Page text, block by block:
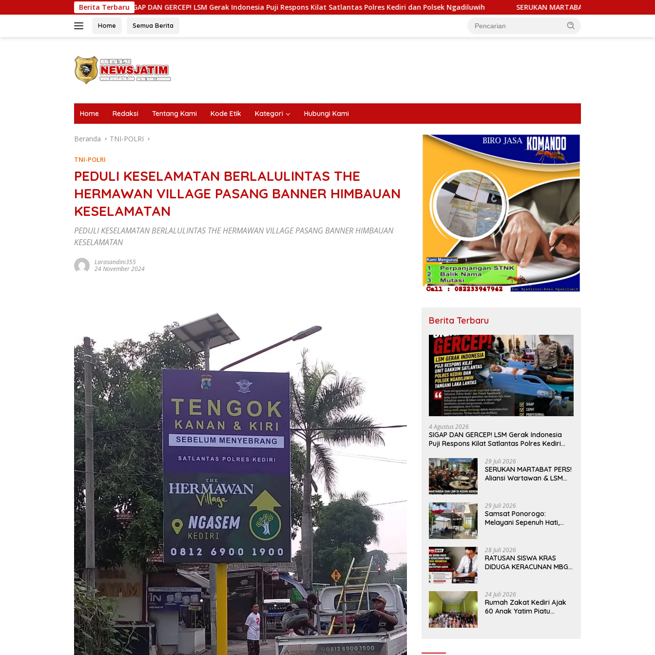
ke
Berita Terbaru
SIGAP DAN GERCEP! LSM Gerak Indonesia Puji Respons Kilat Satlantas Polres Kediri dan Polsek Ngadiluwih SERUKAN MARTABAT PERS! Aliansi Wartawan & LSM Kediri Siap
Home Semua Berita
Home Redaksi Tentang Kami Kode Etik Kategori Hubungi Kami
Beranda TNI-POLRI
TNI-POLRI
PEDULI KESELAMATAN BERLALULINTAS THE
HERMAWAN VILLAGE PASANG BANNER HIMBAUAN
KESELAMATAN
PEDULI KESELAMATAN BERLALULINTAS THE HERMAWAN VILLAGE PASANG BANNER HIMBAUAN
KESELAMATAN
Larasandini355
24 November 2024
Berita Terbaru
4 Agustus 2026
SIGAP DAN GERCEP! LSM Gerak Indonesia
Puji Respons Kilat Satlantas Polres Kediri
29 Juli 2026
SERUKAN MARTABAT PERS!
Aliansi Wartawan & LSM
Kami Pilar Demokrasi
29 Juli 2026
Samsat Ponorogo:
Melayani Sepenuh Hati,
dinamika Kota Reog
28 Juli 2026
RATUSAN SISWA KRAS
DIDUGA KERACUNAN MBG
MULUT, DINAS dan KEPSEK
HARUS TEGAS TOLAK YANG
TIDAK LAYAK
24 Juli 2026
Rumah Zakat Kediri Ajak
60 Anak Yatim Piatu